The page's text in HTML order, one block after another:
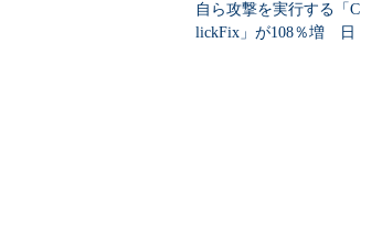
自ら攻撃を実行する「C
lickFix」が108％増 日